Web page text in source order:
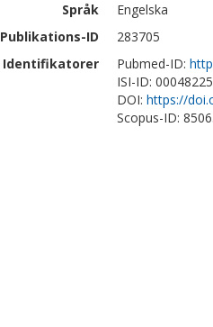
Språk
Engelska
Publikations-ID
283705
Identifikatorer
Pubmed-ID:
ISI-ID:
DOI: https://
Scopus-ID: